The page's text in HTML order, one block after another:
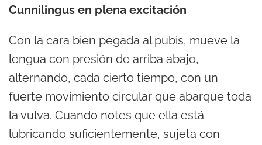
Cunnilingus en plena excitación
Con la cara bien pegada al pubis, mueve la
lengua con presión de arriba abajo,
alternando, cada cierto tiempo, con un
fuerte movimiento circular que abarque toda
la vulva. Cuando notes que ella está
lubricando suficientemente, sujeta con